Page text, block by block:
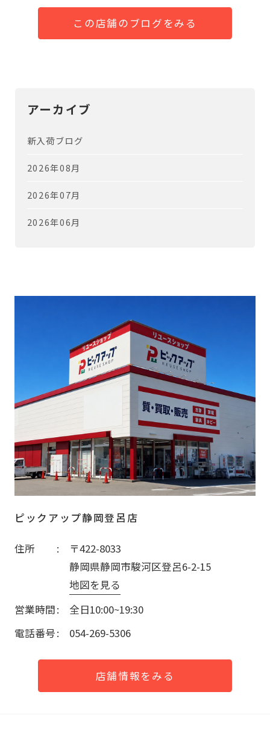
この店舗のブログをみる
アーカイブ
新入荷ブログ
2026年08月
2026年07月
2026年06月
ピックアップ静岡登呂店
住所
〒422-8033
静岡県静岡市駿河区登呂6-2-15
地図を見る
営業時間
全日10:00~19:30
電話番号
054-269-5306
店舗情報をみる